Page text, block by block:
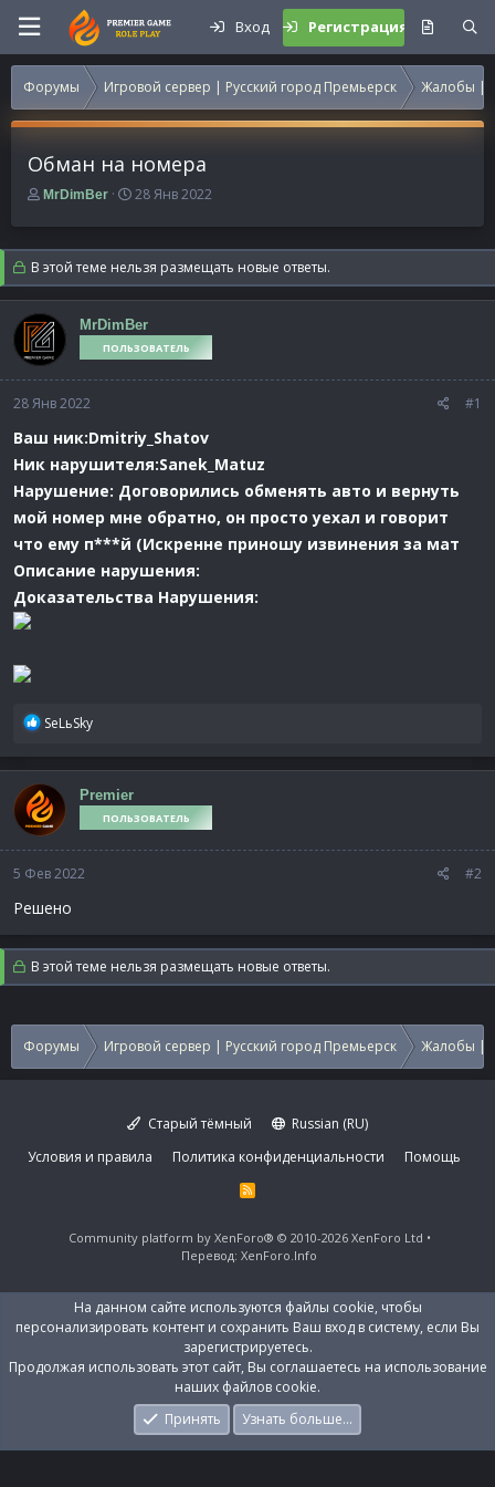
Вход Регистрация
Форумы Игровой сервер | Русский город Премьерск Жалобы |
Обман на номера
А
т
о
р
т
е
м
ы
MrDimBer
Д
т
а
н
а
а
л
28 Янв 2022
В этой теме нельзя размещать новые ответы.
MrDimBer
ПОЛЬЗОВАТЕЛЬ
28 Янв 2022 #1
Ваш ник:Dmitriy_Shatov
Ник нарушителя:Sanek_Matuz
Нарушение: Договорились обменять авто и вернуть
мой номер мне обратно, он просто уехал и говорит
что ему п***й (Искренне приношу извинения за мат
Описание нарушения:
Доказательства Нарушения:
Р
а
к
ц
и
и
SeLьSky
Premier
ПОЛЬЗОВАТЕЛЬ
5 Фев 2022 #2
Решено
В этой теме нельзя размещать новые ответы.
Форумы Игровой сервер | Русский город Премьерск Жалобы |
Старый тёмный
Russian (RU)
Условия и правила
Политика конфиденциальности Помощь
R
S
Community platform by XenForo® © 2010-2026 XenForo Ltd
Перевод: XenForo.Info
На данном сайте используются файлы cookie, чтобы
персонализировать контент и сохранить Ваш вход в систему, если Вы
зарегистрируетесь.
Продолжая использовать этот сайт, Вы соглашаетесь на использование
наших файлов cookie.
Принять
Узнать больше…